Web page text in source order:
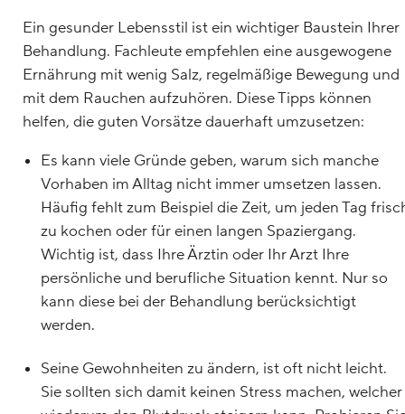
Ein gesunder Lebensstil ist ein wichtiger Baustein Ihrer
Behandlung. Fachleute empfehlen eine ausgewogene
Ernährung mit wenig Salz, regelmäßige Bewegung und
mit dem Rauchen aufzuhören. Diese Tipps können
helfen, die guten Vorsätze dauerhaft umzusetzen:
Es kann viele Gründe geben, warum sich manche
Vorhaben im Alltag nicht immer umsetzen lassen.
Häufig fehlt zum Beispiel die Zeit, um jeden Tag
zu kochen oder für einen langen Spaziergang.
Wichtig ist, dass Ihre Ärztin oder Ihr Arzt Ihre
persönliche und berufliche Situation kennt. Nur so
kann diese bei der Behandlung berücksichtigt
werden.
Seine Gewohnheiten zu ändern, ist oft nicht leicht.
Sie sollten sich damit keinen Stress machen, welcher